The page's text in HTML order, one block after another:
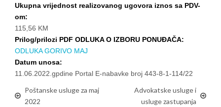
Ukupna vrijednost realizovanog ugovora iznos sa PDV-
om:
115,56 KM
Prilog/prilozi PDF ODLUKA O IZBORU PONUĐAČA:
ODLUKA GORIVO MAJ
Datum unosa:
11.06.2022.gpdine Portal E-nabavke broj 443-8-1-114/22
Poštanske usluge za maj
2022
Advokatske usluge i
usluge zastupanja